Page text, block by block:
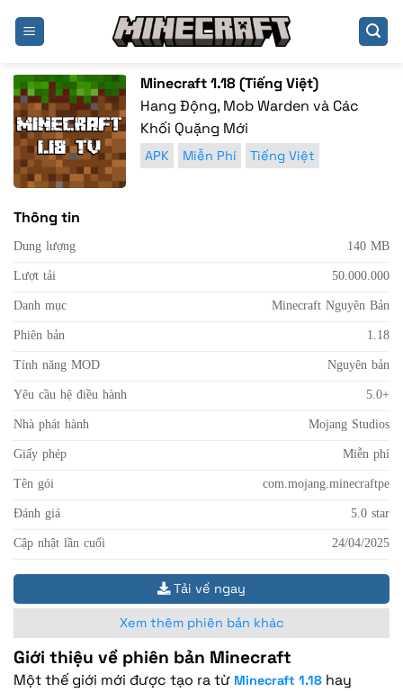
nội
dung
Minecraft 1.18 (Tiếng Việt)
Hang Động, Mob Warden và Các
Khối Quặng Mới
APK Miễn Phí Tiếng Việt
Thông tin
Dung lượng 140 MB
Lượt tải 50.000.000
Danh mục Minecraft Nguyên Bản
Phiên bản 1.18
Tính năng MOD Nguyên bản
Yêu cầu hệ điều hành 5.0+
Nhà phát hành Mojang Studios
Giấy phép Miễn phí
Tên gói com.mojang.minecraftpe
Đánh giá 5.0 star
Cập nhật lần cuối 24/04/2025
Tải về ngay
Xem thêm phiên bản khác
Giới thiệu về phiên bản Minecraft
Một thế giới mới được tạo ra từ Minecraft 1.18 hay